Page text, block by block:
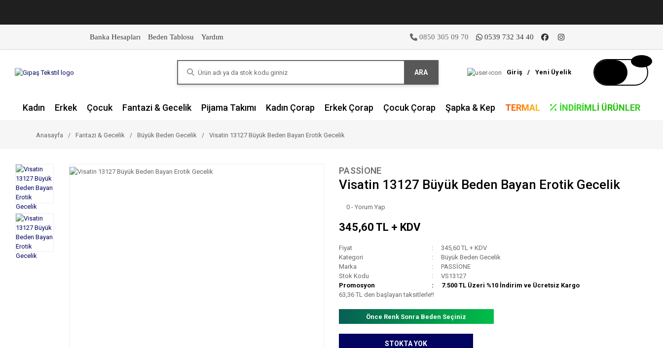
Banka Hesapları Beden Tablosu Yardım 0850 305 09 70 0539 732 34 40
ARA Giriş / Yeni Üyelik
Kadın Erkek Çocuk Fantazi & Gecelik Pijama Takımı Kadın Çorap Erkek Çorap Çocuk Çorap Şapka & Kep TERMAL İNDIRIMLI ÜRÜNLER
Anasayfa Fantazi & Gecelik Büyük Beden Gecelik Visatin 13127 Büyük Beden Bayan Erotik Gecelik
PASSİONE
Visatin 13127 Büyük Beden Bayan Erotik Gecelik
0 - Yorum Yap
345,60 TL + KDV
Fiyat
345,60 TL + KDV
Kategori
Büyük Beden Gecelik
Marka
PASSİONE
Stok Kodu
VS13127
Promosyon
7.500 TL Üzeri %10 İndirim ve Ücretsiz Kargo
63,36 TL den başlayan taksitlerle!!
Önce Renk Sonra Beden Seçiniz
STOKTA YOK